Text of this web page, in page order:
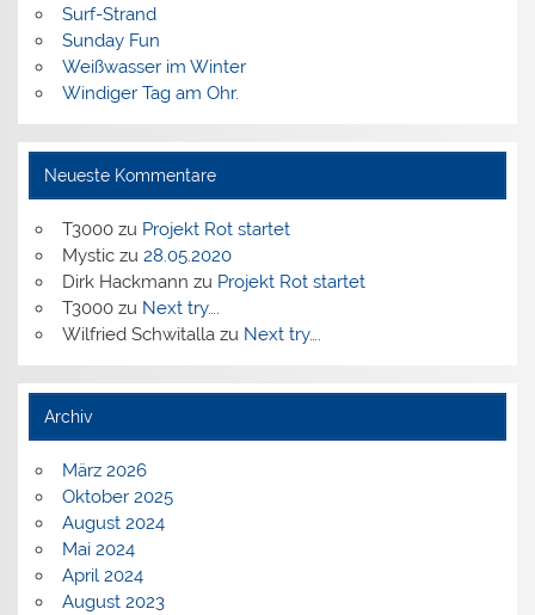
Surf-Strand
Sunday Fun
Weißwasser im Winter
Windiger Tag am Ohr.
Neueste Kommentare
T3000zu Projekt Rot startet
Mysticzu 28.05.2020
Dirk Hackmann zu Projekt Rot startet
T3000zu Next try….
Wilfried Schwitalla zu Next try….
Archiv
März 2026
Oktober 2025
August 2024
Mai 2024
April 2024
August 2023